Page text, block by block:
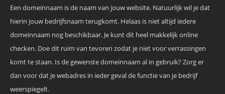
Een domeinnaam is de naam van jouw website. Natuurlijk wil je dat
hierin jouw bedrijfsnaam terugkomt. Helaas is niet altijd iedere
domeinnaam nog beschikbaar. Je kunt dit heel makkelijk online
checken. Doe dit ruim van tevoren zodat je niet voor verrassingen
komt te staan. Is de gewenste domeinnaam al in gebruik? Zorg er
dan voor dat je webadres in ieder geval de functie van je bedrijf
weerspiegelt.